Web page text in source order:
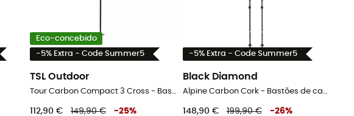
Eco-concebido
-5% Extra - Code Summer5
TSL Outdoor
Tour Carbon Compact 3 Cross - Bastões de caminhada
112,90 € 149,90 € -25%
-5% Extra - Code Summer5
Black Diamond
Alpine Carbon Cork - Bastões de caminhada
148,90 € 199,90 € -26%